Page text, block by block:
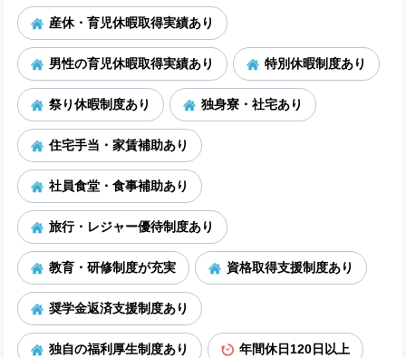
産休・育児休暇取得実績あり
男性の育児休暇取得実績あり 特別休暇制度あり
祭り休暇制度あり 独身寮・社宅あり
住宅手当・家賃補助あり
社員食堂・食事補助あり
旅行・レジャー優待制度あり
教育・研修制度が充実 資格取得支援制度あり
奨学金返済支援制度あり
独自の福利厚生制度あり 年間休日120日以上